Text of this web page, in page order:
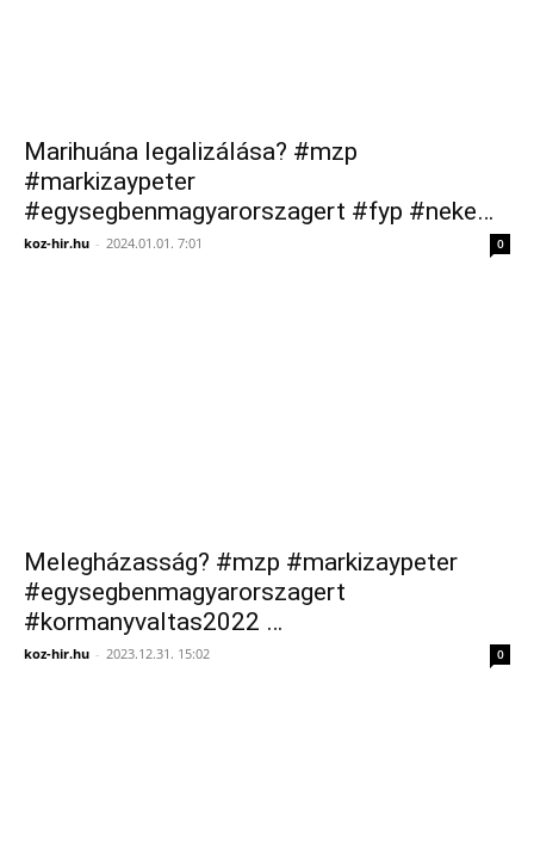
Marihuána legalizálása? #mzp
#markizaypeter
#egysegbenmagyarorszagert #fyp #neke…
koz-hir.hu - 2024.01.01. 7:01 0
Melegházasság? #mzp #markizaypeter
#egysegbenmagyarorszagert
#kormanyvaltas2022 …
koz-hir.hu - 2023.12.31. 15:02 0